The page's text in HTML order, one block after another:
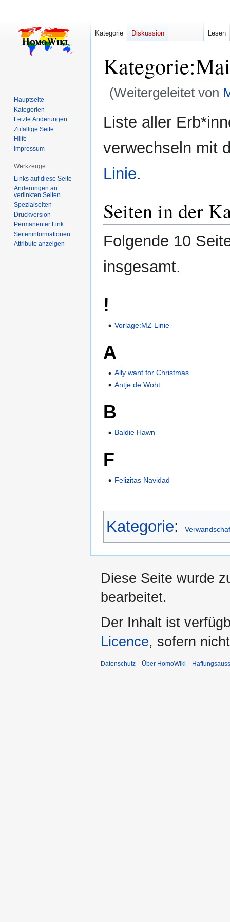
Kategorie:
(Weitergeleitet von
Zur
Navigation
Zur
Suche
Liste aller
verwechseln mit
Linie.
Seiten in der
Folgende 10
insgesamt.
!
Vorlage:MZ Linie
A
Ally want for Christmas
Antje de Woht
B
Baldie Hawn
F
Felizitas Navidad
Kategorie:
Kategorie Diskussion Lesen
Hauptseite
Kategorien
Letzte Änderungen
Zufällige Seite
Hilfe
Impressum
Werkzeuge
Links auf diese Seite
Änderungen an
verlinkten Seiten
Spezialseiten
Druckversion
Permanenter Link
Seiten­­informationen
Attribute anzeigen
Diese Seite wurde
bearbeitet.
Der Inhalt ist
Licence, sofern
Datenschutz Über HomoWiki